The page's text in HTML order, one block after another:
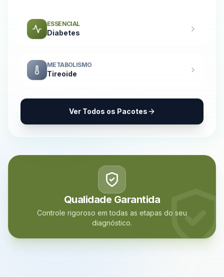
ESSENCIAL
Diabetes
METABOLISMO
Tireoide
Ver Todos os Pacotes
Qualidade Garantida
Controle rigoroso em todas as etapas do seu
diagnóstico.